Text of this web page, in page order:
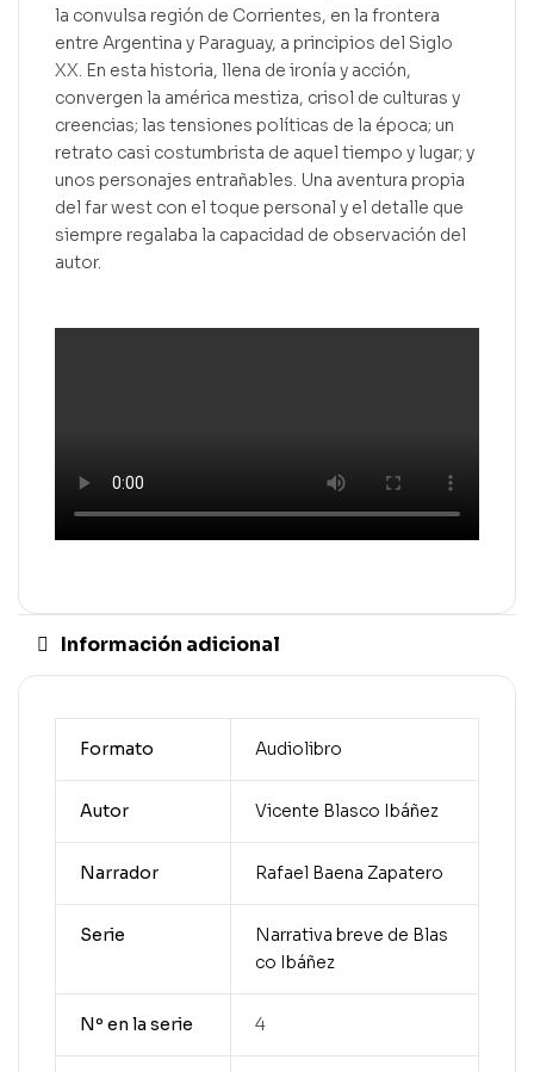
la convulsa región de Corrientes, en la frontera
entre Argentina y Paraguay, a principios del Siglo
XX. En esta historia, llena de ironía y acción,
convergen la américa mestiza, crisol de culturas y
creencias; las tensiones políticas de la época; un
retrato casi costumbrista de aquel tiempo y lugar; y
unos personajes entrañables. Una aventura propia
del far west con el toque personal y el detalle que
siempre regalaba la capacidad de observación del
autor.
Información adicional
Formato Audiolibro
Autor Vicente Blasco Ibáñez
Narrador Rafael Baena Zapatero
Serie
Narrativa breve de Blas
co Ibáñez
Nº en la serie 4